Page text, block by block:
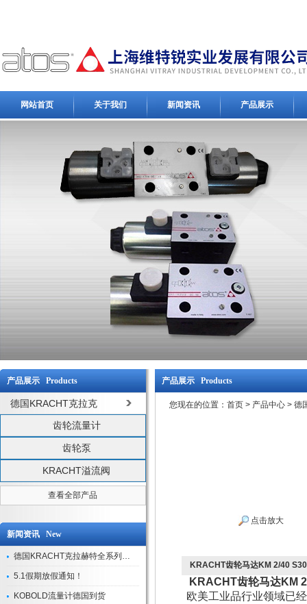
网站首页 关于我们 新闻资讯 产品展示
产品展示 Products
德国KRACHT克拉克
齿轮流量计
齿轮泵
KRACHT溢流阀
查看全部产品
新闻资讯 New
德国KRACHT克拉赫特全系列现货库存
5.1假期放假通知！
KOBOLD流量计德国到货
产品展示 Products
您现在的位置： 首页 > 产品中心 > 德
点击放大
KRACHT齿轮马达KM 2/40
KRACHT齿轮马达KM
欧美工业品行业领域已